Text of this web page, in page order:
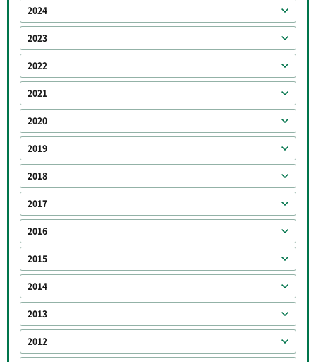
2024
2023
2022
2021
2020
2019
2018
2017
2016
2015
2014
2013
2012